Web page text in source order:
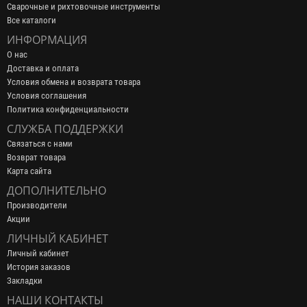
Сварочные и рихтовочные инструменты
Все каталоги
ИНФОРМАЦИЯ
О нас
Доставка и оплата
Условия обмена и возврата товара
Условия соглашения
Политика конфиденциальности
СЛУЖБА ПОДДЕРЖКИ
Связаться с нами
Возврат товара
Карта сайта
ДОПОЛНИТЕЛЬНО
Производители
Акции
ЛИЧНЫЙ КАБИНЕТ
Личный кабинет
История заказов
Закладки
НАШИ КОНТАКТЫ